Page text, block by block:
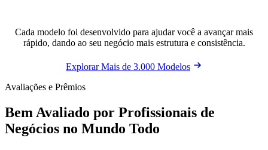
Cada modelo foi desenvolvido para ajudar você a avançar mais
rápido, dando ao seu negócio mais estrutura e consistência.
Explorar Mais de 3.000 Modelos
Avaliações e Prêmios
Bem Avaliado por Profissionais de
Negócios no Mundo Todo